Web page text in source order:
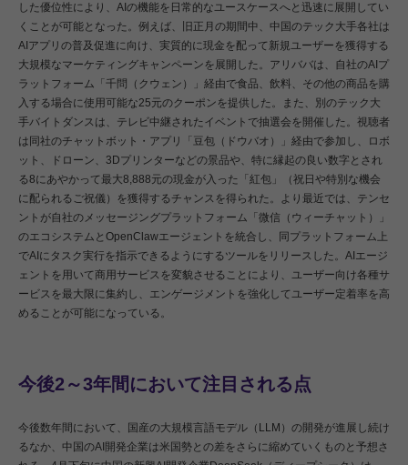
した優位性により、AIの機能を日常的なユースケースへと迅速に展開してい
くことが可能となった。例えば、旧正月の期間中、中国のテック大手各社は
AIアプリの普及促進に向け、実質的に現金を配って新規ユーザーを獲得する
大規模なマーケティングキャンペーンを展開した。アリババは、自社のAIプ
ラットフォーム「千問（クウェン）」経由で食品、飲料、その他の商品を購
入する場合に使用可能な25元のクーポンを提供した。また、別のテック大
手バイトダンスは、テレビ中継されたイベントで抽選会を開催した。視聴者
は同社のチャットボット・アプリ「豆包（ドウバオ）」経由で参加し、ロボ
ット、ドローン、3Dプリンターなどの景品や、特に縁起の良い数字とされ
る8にあやかって最大8,888元の現金が入った「紅包」（祝日や特別な機会
に配られるご祝儀）を獲得するチャンスを得られた。より最近では、テンセ
ントが自社のメッセージングプラットフォーム「微信（ウィーチャット）」
のエコシステムとOpenClawエージェントを統合し、同プラットフォーム上
でAIにタスク実行を指示できるようにするツールをリリースした。AIエージ
ェントを用いて商用サービスを変貌させることにより、ユーザー向け各種サ
ービスを最大限に集約し、エンゲージメントを強化してユーザー定着率を高
めることが可能になっている。
今後2～3年間において注目される点
今後数年間において、国産の大規模言語モデル（LLM）の開発が進展し続け
るなか、中国のAI開発企業は米国勢との差をさらに縮めていくものと予想さ